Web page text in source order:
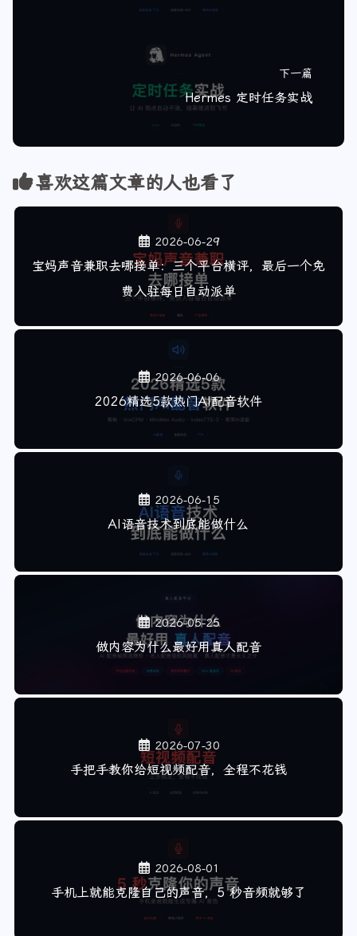
下一篇
Hermes 定时任务实战
喜欢这篇文章的人也看了
2026-06-29
宝妈声音兼职去哪接单：三个平台横评，最后一个免
费入驻每日自动派单
2026-06-06
2026精选5款热门AI配音软件
2026-06-15
AI语音技术到底能做什么
2026-05-25
做内容为什么最好用真人配音
2026-07-30
手把手教你给短视频配音，全程不花钱
2026-08-01
手机上就能克隆自己的声音，5 秒音频就够了